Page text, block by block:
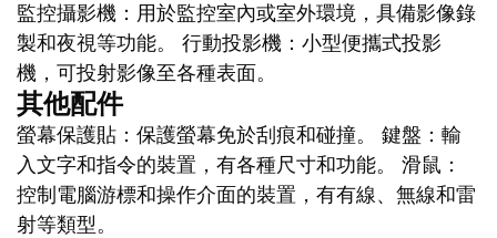
監控攝影機：用於監控室內或室外環境，具備影像錄
製和夜視等功能。 行動投影機：小型便攜式投影
機，可投射影像至各種表面。
其他配件
螢幕保護貼：保護螢幕免於刮痕和碰撞。 鍵盤：輸
入文字和指令的裝置，有各種尺寸和功能。 滑鼠：
控制電腦游標和操作介面的裝置，有有線、無線和雷
射等類型。